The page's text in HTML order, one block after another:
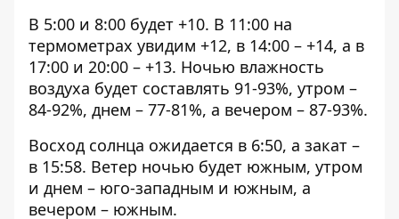
В 5:00 и 8:00 будет +10. В 11:00 на
термометрах увидим +12, в 14:00 – +14, а в
17:00 и 20:00 – +13. Ночью влажность
воздуха будет составлять 91-93%, утром –
84-92%, днем ​​– 77-81%, а вечером – 87-93%.
Восход солнца ожидается в 6:50, а закат –
в 15:58. Ветер ночью будет южным, утром
и днем ​​– юго-западным и южным, а
вечером – южным.